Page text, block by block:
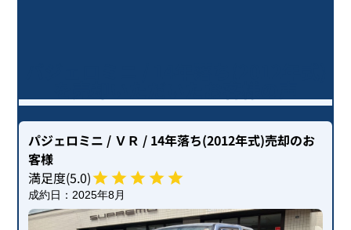
パジェロミニ / ＶＲ / 14年落ち(2012年式)売却のお
客様
満足度(5.0)
成約日： 2025年8月